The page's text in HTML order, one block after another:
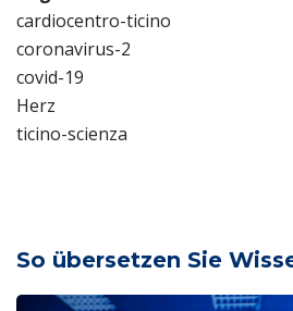
cardiocentro-ticino
coronavirus-2
covid-19
Herz
ticino-scienza
So übersetzen Sie